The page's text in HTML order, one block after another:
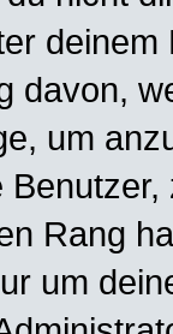
davon,
um
Rang
um